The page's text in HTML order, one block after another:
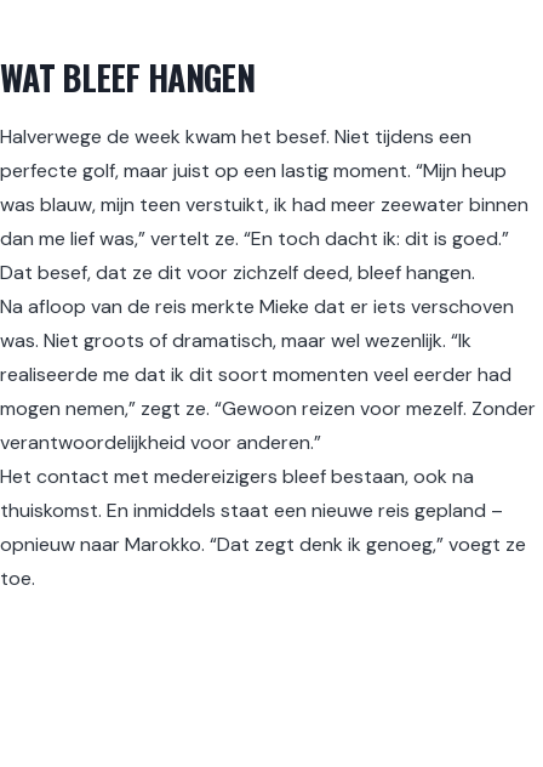
WAT BLEEF HANGEN
Halverwege de week kwam het besef. Niet tijdens een
perfecte golf, maar juist op een lastig moment. “Mijn heup
was blauw, mijn teen verstuikt, ik had meer zeewater binnen
dan me lief was,” vertelt ze. “En toch dacht ik: dit is goed.”
Dat besef, dat ze dit voor zichzelf deed, bleef hangen.
Na afloop van de reis merkte Mieke dat er iets verschoven
was. Niet groots of dramatisch, maar wel wezenlijk. “Ik
realiseerde me dat ik dit soort momenten veel eerder had
mogen nemen,” zegt ze. “Gewoon reizen voor mezelf. Zonder
verantwoordelijkheid voor anderen.”
Het contact met medereizigers bleef bestaan, ook na
thuiskomst. En inmiddels staat een nieuwe reis gepland –
opnieuw naar Marokko. “Dat zegt denk ik genoeg,” voegt ze
toe.